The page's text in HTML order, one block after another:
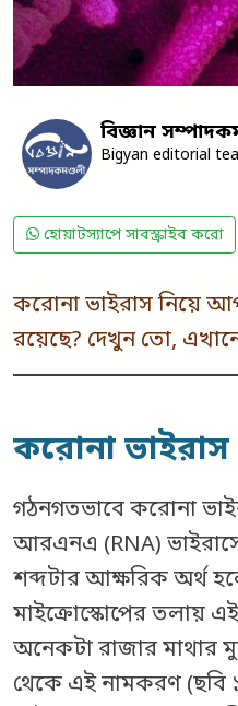
বিজ্ঞান
Bigyan editorial
হোয়াটস্যাপে সাবস্ক্রাইব করো
করোনা ভাইরাস নিয়ে
রয়েছে? দেখুন তো,
করোনা ভাইরাস
গঠনগতভাবে করোনা
আরএনএ (RNA)
শব্দটার আক্ষরিক অর্থ
মাইক্রোস্কোপের তলায়
অনেকটা রাজার মাথার
থেকে এই নামকরণ